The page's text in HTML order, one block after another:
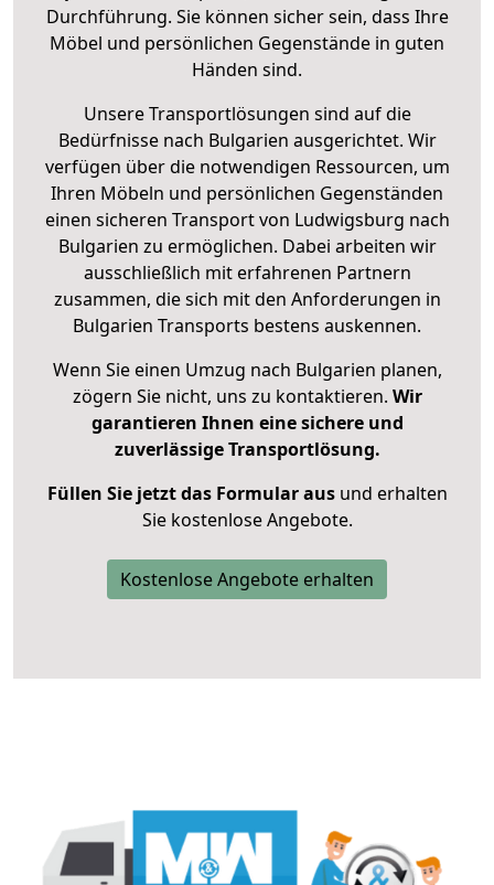
Durchführung. Sie können sicher sein, dass Ihre
Möbel und persönlichen Gegenstände in guten
Händen sind.
Unsere Transportlösungen sind auf die
Bedürfnisse nach Bulgarien ausgerichtet. Wir
verfügen über die notwendigen Ressourcen, um
Ihren Möbeln und persönlichen Gegenständen
einen sicheren Transport von Ludwigsburg nach
Bulgarien zu ermöglichen. Dabei arbeiten wir
ausschließlich mit erfahrenen Partnern
zusammen, die sich mit den Anforderungen in
Bulgarien Transports bestens auskennen.
Wenn Sie einen Umzug nach Bulgarien planen,
zögern Sie nicht, uns zu kontaktieren. Wir
garantieren Ihnen eine sichere und
zuverlässige Transportlösung.
Füllen Sie jetzt das Formular ausund erhalten
Sie kostenlose Angebote.
Kostenlose Angebote erhalten